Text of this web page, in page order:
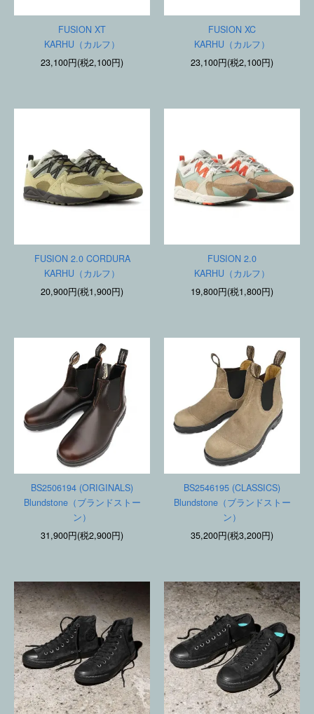
FUSION XT
KARHU（カルフ）
23,100円(税2,100円)
FUSION XC
KARHU（カルフ）
23,100円(税2,100円)
FUSION 2.0 CORDURA
KARHU（カルフ）
20,900円(税1,900円)
FUSION 2.0
KARHU（カルフ）
19,800円(税1,800円)
BS2506194 (ORIGINALS)
Blundstone（ブランドストー
ン）
31,900円(税2,900円)
BS2546195 (CLASSICS)
Blundstone（ブランドストー
ン）
35,200円(税3,200円)